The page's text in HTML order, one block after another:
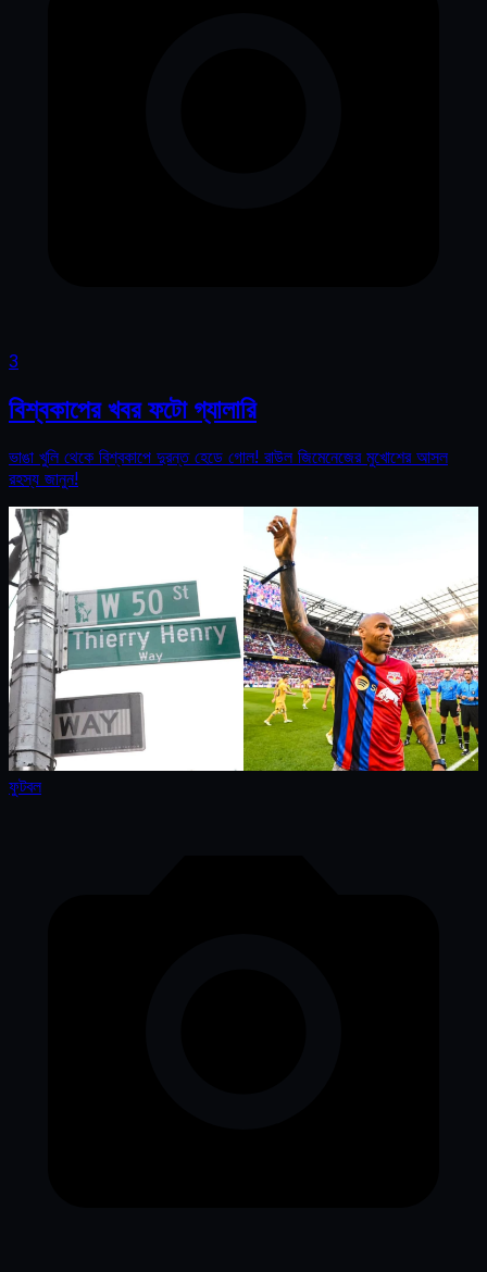
3
বিশ্বকাপের খবর ফটো গ্যালারি
ভাঙা খুলি থেকে বিশ্বকাপে দুরন্ত হেডে গোল! রাউল জিমেনেজের মুখোশের আসল
রহস্য জানুন!
ফুটবল